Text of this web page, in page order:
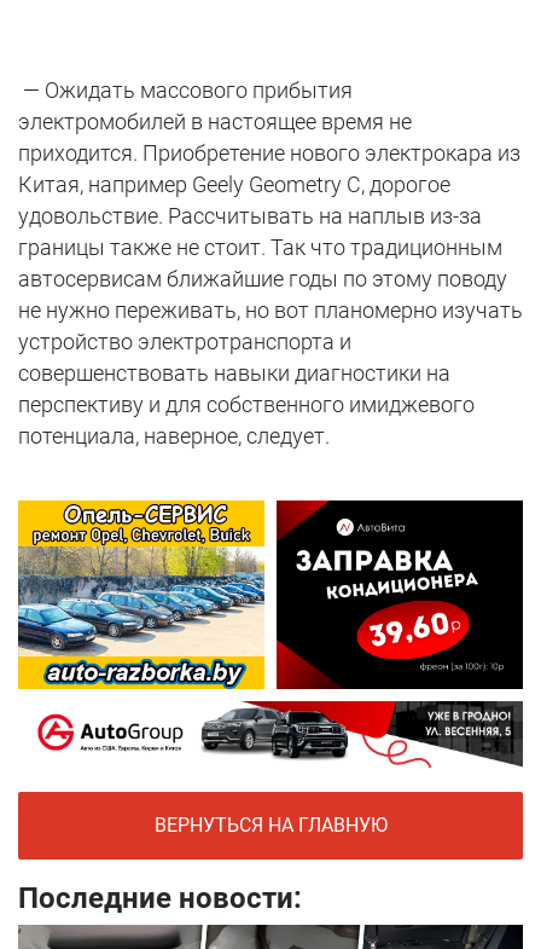
— Ожидать массового прибытия
электромобилей в настоящее время не
приходится. Приобретение нового электрокара из
Китая, например Geely Geometry C, дорогое
удовольствие. Рассчитывать на наплыв из-за
границы также не стоит. Так что традиционным
автосервисам ближайшие годы по этому поводу
не нужно переживать, но вот планомерно изучать
устройство электротранспорта и
совершенствовать навыки диагностики на
перспективу и для собственного имиджевого
потенциала, наверное, следует.
ВЕРНУТЬСЯ НА ГЛАВНУЮ
Последние новости: